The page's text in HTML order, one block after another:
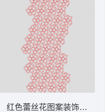
红色蕾丝花图案装饰 简单